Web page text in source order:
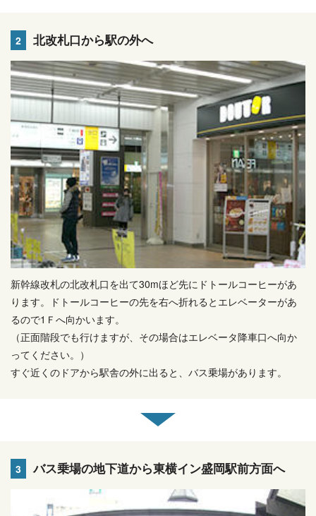
2 北改札口から駅の外へ
新幹線改札の北改札口を出て30mほど先にドトールコーヒーがあ
ります。ドトールコーヒーの先を右へ折れるとエレベーターがあ
るので1Ｆへ向かいます。
（正面階段でも行けますが、その場合はエレベータ降車口へ向か
ってください。）
すぐ近くのドアから駅舎の外に出ると、バス乗場があります。
3 バス乗場の地下道から東横イン盛岡駅前方面へ